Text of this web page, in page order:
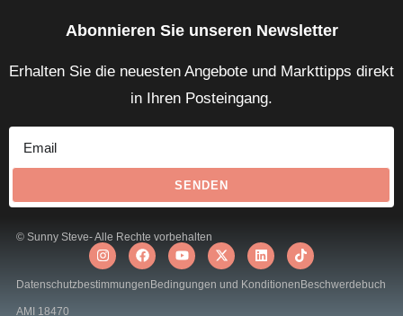
Abonnieren Sie unseren Newsletter
Erhalten Sie die neuesten Angebote und Markttipps direkt
in Ihren Posteingang.
SENDEN
© Sunny Steve- Alle Rechte vorbehalten
Datenschutzbestimmungen Bedingungen und Konditionen Beschwerdebuch
AMI 18470